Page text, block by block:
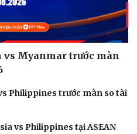
vs Myanmar trước màn
Philippines trước màn so tài
vs Philippines tại ASEAN